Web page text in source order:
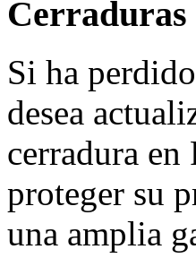
Cerraduras
Si ha
desea
cerradura en
proteger su
una amplia